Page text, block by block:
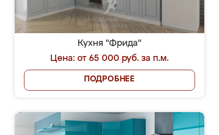
Кухня "Фрида"
Цена: от 65 000 руб. за п.м.
ПОДРОБНЕЕ